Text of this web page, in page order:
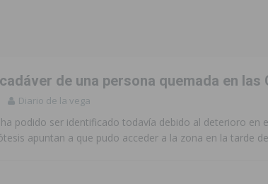
garantizar la seguridad y la continuidad educativa del
solar del 12 de agosto con protección homologada y a
sobre los recursos disponibles para las mujeres víctimas de
de una persona quemada en las
Diario de la vega
podido ser identificado todavía debido al deterioro en
apuntan a que pudo acceder a la zona en la tarde